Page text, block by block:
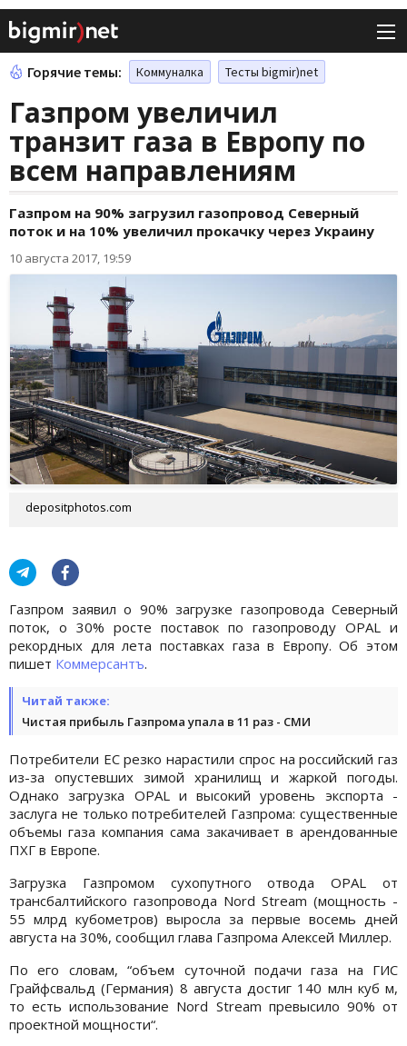
Горячие темы: Коммуналка Тесты bigmir)net
Газпром увеличил
транзит газа в Европу по
всем направлениям
Газпром на 90% загрузил газопровод Северный
поток и на 10% увеличил прокачку через Украину
10 августа 2017, 19:59
depositphotos.com
Газпром заявил о 90% загрузке газопровода Северный
поток, о 30% росте поставок по газопроводу OPAL и
рекордных для лета поставках газа в Европу. Об этом
пишет Коммерсантъ.
Читай также:
Чистая прибыль Газпрома упала в 11 раз - СМИ
Потребители ЕС резко нарастили спрос на российский газ
из-за опустевших зимой хранилищ и жаркой погоды.
Однако загрузка OPAL и высокий уровень экспорта -
заслуга не только потребителей Газпрома: существенные
объемы газа компания сама закачивает в арендованные
ПХГ в Европе.
Загрузка Газпромом сухопутного отвода OPAL от
трансбалтийского газопровода Nord Stream (мощность -
55 млрд кубометров) выросла за первые восемь дней
августа на 30%, сообщил глава Газпрома Алексей Миллер.
По его словам, “объем суточной подачи газа на ГИС
Грайфсвальд (Германия) 8 августа достиг 140 млн куб м,
то есть использование Nord Stream превысило 90% от
проектной мощности“.